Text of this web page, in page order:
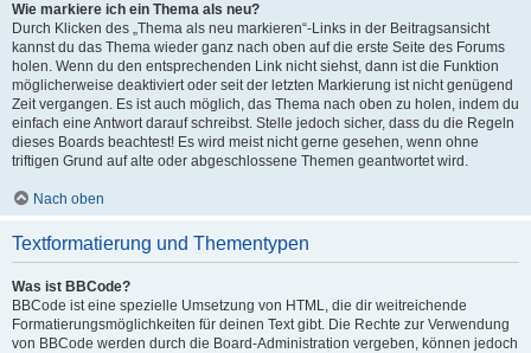
Wie markiere ich ein Thema als neu?
Durch Klicken des „Thema als neu markieren“-Links in der Beitragsansicht
kannst du das Thema wieder ganz nach oben auf die erste Seite des Forums
holen. Wenn du den entsprechenden Link nicht siehst, dann ist die Funktion
möglicherweise deaktiviert oder seit der letzten Markierung ist nicht genügend
Zeit vergangen. Es ist auch möglich, das Thema nach oben zu holen, indem du
einfach eine Antwort darauf schreibst. Stelle jedoch sicher, dass du die Regeln
dieses Boards beachtest! Es wird meist nicht gerne gesehen, wenn ohne
triftigen Grund auf alte oder abgeschlossene Themen geantwortet wird.
Nach oben
Textformatierung und Thementypen
Was ist BBCode?
BBCode ist eine spezielle Umsetzung von HTML, die dir weitreichende
Formatierungsmöglichkeiten für deinen Text gibt. Die Rechte zur Verwendung
von BBCode werden durch die Board-Administration vergeben, können jedoch